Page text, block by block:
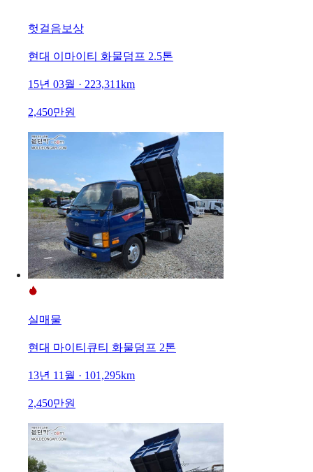
헛걸음보상
현대 이마이티 화물덤프 2.5톤
15년 03월 · 223,311km
2,450만원
실매물
현대 마이티큐티 화물덤프 2톤
13년 11월 · 101,295km
2,450만원